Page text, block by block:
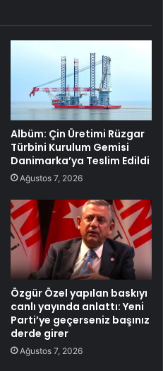
Albüm: Çin Üretimi Rüzgar
Türbini Kurulum Gemisi
Danimarka’ya Teslim Edildi
Ağustos 7, 2026
Özgür Özel yapılan baskıyı
canlı yayında anlattı: Yeni
Parti’ye geçerseniz başınız
derde girer
Ağustos 7, 2026